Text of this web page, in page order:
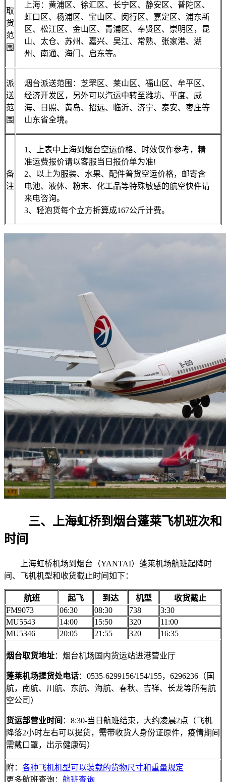
取
货
范
围
上海：黄浦区、徐汇区、长宁区、静安区、普陀区、
虹口区、杨浦区、宝山区、闵行区、嘉定区、浦东新
区、松江区、金山区、青浦区、奉贤区、崇明区，昆
山、太仓、苏州、嘉兴、吴江、常熟、张家港、湖
州、南通、海门、启东等。
派
送
范
围
烟台派送范围：芝罘区、莱山区、福山区、牟平区、
经济开发区，另外可以汽运中转至潍坊、平度、威
海、日照、黄岛、招远、临沂、济宁、泰安、枣庄等
山东省全境。
备
注
1、上表中上海到烟台空运价格、时效仅作参考，精
准运费报价请以客服当日报价单为准!
2、以上为服装、水果、配件普货空运价格，邮寄含
电池、液体、粉末、化工品等特殊敏感的航空快件请
来电咨询。
3、轻泡货每个立方折算成167公斤计费。
三、上海虹桥到烟台蓬莱飞机班次和
时间
上海虹桥机场到烟台（YANTAI）蓬莱机场航班起降时
间、飞机机型和收货截止时间如下：
航班 起飞 到达 机型
收货截止
FM9073
06:30 08:30 738
3:30
MU5543
14:00 15:50 320
11:00
MU5346
20:05 21:55 320 16:35
烟台取货地址：烟台机场国内货运站进港营业厅
蓬莱机场提货处电话：0535-6299156/154/155，6296236（国
航，南航、川航、东航、海航、春秋、吉祥、长龙等所有航
空公司）
货运部营业时间 ：8:30-当日航班结束，大约凌晨2点（飞机
降落2小时左右可以提货，需带收货人身份证原件，疫情期间
需戴口罩，出示健康码）
附： 各种飞机机型可以装载的货物尺寸和重量规定
更多航班查询： 航班查询